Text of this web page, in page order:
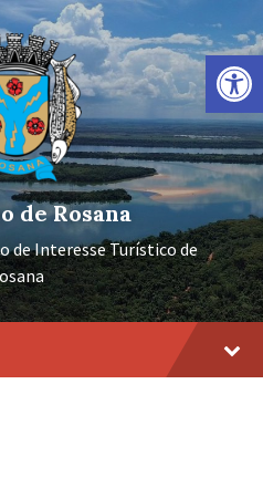
Barra de Ferramentas Aberta
de Rosana
de Interesse Turístico de